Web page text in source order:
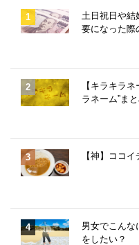
土日祝日や結
要になった際
【キラキラ
ラネーム”ま
【神】ココ
男女でこんな
をしたい？